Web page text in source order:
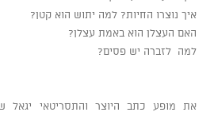
איך נוצרו החיות? למה יתוש הוא קטן?
האם העצלן הוא באמת עצלן?
למה לזברה יש פסים?
את מופע כתב היוצר והתסריטאי יגאל